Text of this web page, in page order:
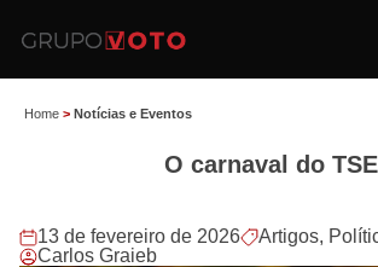
Home > Notícias e Eventos
O carnaval do TSE
13 de fevereiro de 2026 Artigos,
Carlos Graieb